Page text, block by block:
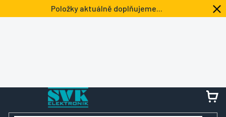
na
Položky aktuálně doplňujeme...